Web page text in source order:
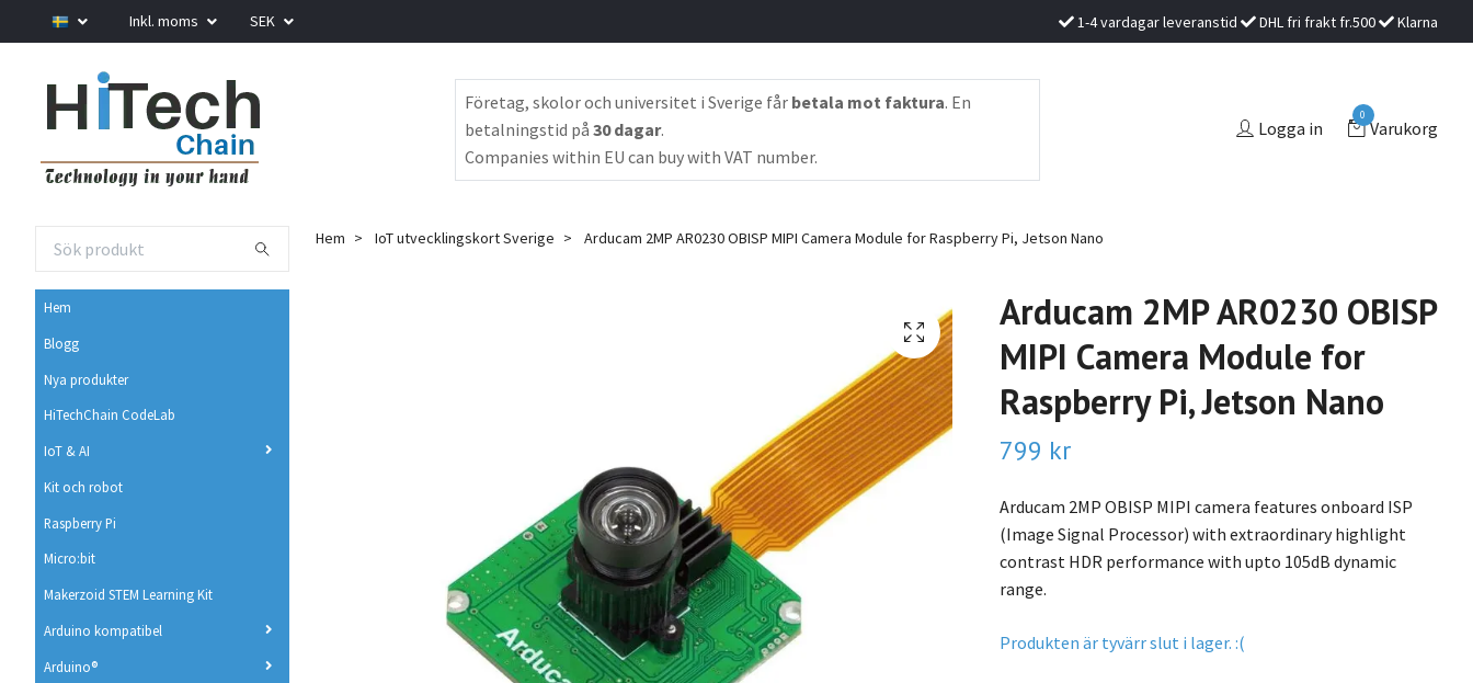
Inkl. moms SEK 1-4 vardagar leveranstid DHL fri frakt fr.500 Klarna
Företag, skolor och universitet i Sverige får betala mot faktura. En
betalningstid på30 dagar.
Companies within EU can buy with VAT number.
Logga in
0
Varukorg
Hem
Blogg
Nya produkter
HiTechChain CodeLab
IoT & AI
Kit och robot
Raspberry Pi
Micro:bit
Makerzoid STEM Learning Kit
Arduino kompatibel
Arduino®
Hem IoT utvecklingskort Sverige Arducam 2MP AR0230 OBISP MIPI Camera Module for Raspberry Pi, Jetson Nano
Arducam 2MP AR0230 OBISP
MIPI Camera Module for
Raspberry Pi, Jetson Nano
799 kr
Arducam 2MP OBISP MIPI camera features onboard ISP
(Image Signal Processor) with extraordinary highlight
contrast HDR performance with upto 105dB dynamic
range.
Produkten är tyvärr slut i lager. :(